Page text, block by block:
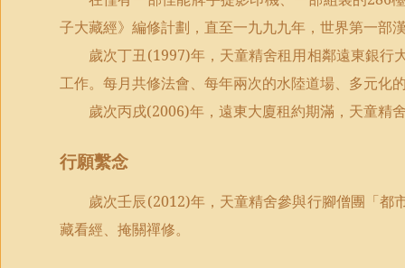
子大藏經》編修計劃，直至一九九九年，世界第一部
歲次丁丑(1997)年，天童精舍租用相鄰遠東銀行
工作。每月共修法會、每年兩次的水陸道場、多元化
歲次丙戌(2006)年，遠東大廈租約期滿，天童精
行願繫念
歲次壬辰(2012)年，天童精舍參與行腳僧團「都
藏看經、掩關禪修。